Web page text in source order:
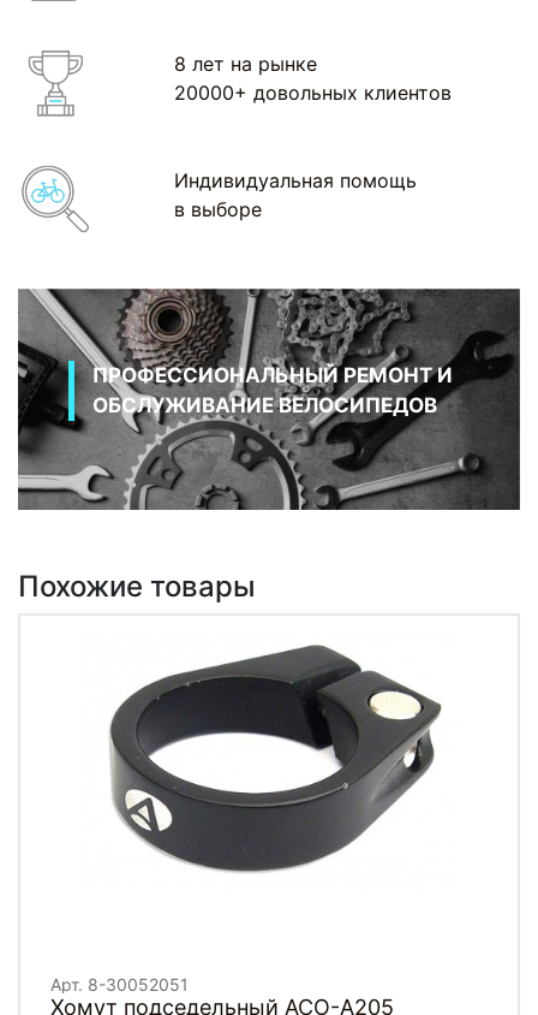
8 лет на рынке
20000+ довольных клиентов
Индивидуальная помощь
в выборе
ПРОФЕССИОНАЛЬНЫЙ РЕМОНТ И
ОБСЛУЖИВАНИЕ ВЕЛОСИПЕДОВ
Похожие товары
Арт. 8-30052051
Хомут подседельный ACO-A205